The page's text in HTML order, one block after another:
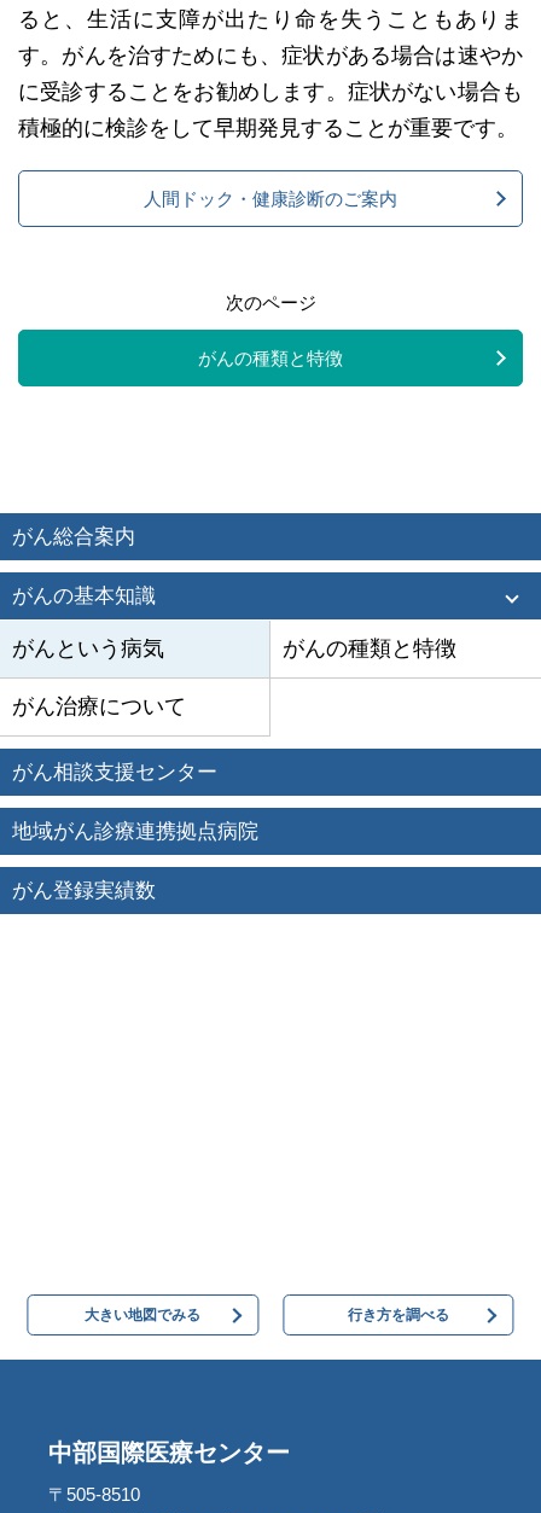
ると、生活に支障が出たり命を失うこともありま
す。がんを治すためにも、症状がある場合は速やか
に受診することをお勧めします。症状がない場合も
積極的に検診をして早期発見することが重要です。
人間ドック・健康診断のご案内
次のページ
がんの種類と特徴
がん総合案内
がんの基本知識
がんという病気 がんの種類と特徴
がん治療について
がん相談支援センター
地域がん診療連携拠点病院
がん登録実績数
大きい地図でみる 行き方を調べる
中部国際医療センター
〒505-8510